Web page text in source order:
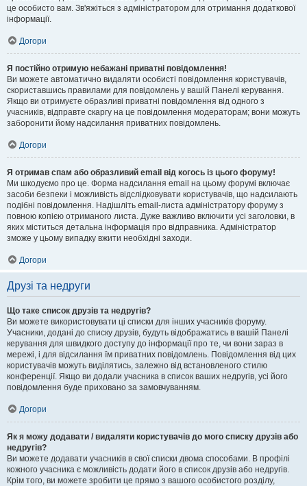
це особисто вам. Зв'яжіться з адміністратором для отримання додаткової
інформації.
Догори
Я постійно отримую небажані приватні повідомлення!
Ви можете автоматично видаляти особисті повідомлення користувачів,
скориставшись правилами для повідомлень у вашій Панелі керування.
Якщо ви отримуєте образливі приватні повідомлення від одного з
учасників, відправте скаргу на це повідомлення модераторам; вони можуть
заборонити йому надсилання приватних повідомлень.
Догори
Я отримав спам або образливий email від когось із цього форуму!
Ми шкодуємо про це. Форма надсилання email на цьому форумі включає
засоби безпеки і можливість відслідковувати користувачів, що надсилають
подібні повідомлення. Надішліть email-листа адміністратору форуму з
повною копією отриманого листа. Дуже важливо включити усі заголовки, в
яких міститься детальна інформація про відправника. Адміністратор
зможе у цьому випадку вжити необхідні заходи.
Догори
Друзі та недруги
Що таке список друзів та недругів?
Ви можете використовувати ці списки для інших учасників форуму.
Учасники, додані до списку друзів, будуть відображатись в вашій Панелі
керування для швидкого доступу до інформації про те, чи вони зараз в
мережі, і для відсилання їм приватних повідомлень. Повідомлення від цих
користувачів можуть виділятись, залежно від встановленого стилю
конференції. Якщо ви додали учасника в список ваших недругів, усі його
повідомлення буде приховано за замовчуванням.
Догори
Як я можу додавати / видаляти користувачів до мого списку друзів або
недругів?
Ви можете додавати учасників в свої списки двома способами. В профілі
кожного учасника є можливість додати його в список друзів або недругів.
Крім того, ви можете зробити це прямо з вашого особистого розділу,